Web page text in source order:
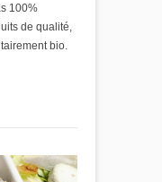
100%
de qualité,
bio.